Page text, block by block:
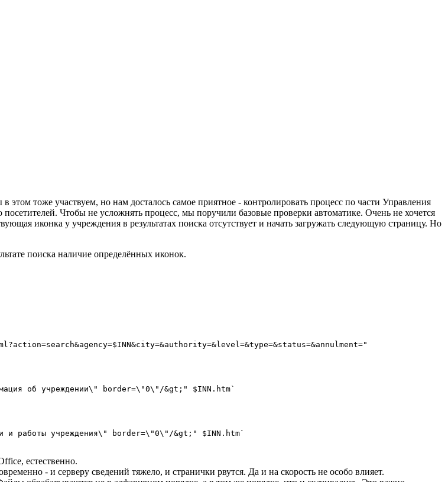
тоже участвуем, но нам досталось самое приятное - контролировать процесс по части Управления
Чтобы не усложнять процесс, мы поручили базовые проверки автоматике. Очень не хочется
иконка у учреждения в результатах поиска отсутствует и начать загружать следующую страницу. Но
поиска наличие определённых иконок.
об учреждении\" border=\"0\"/&gt;" $INN.htm`
учреждения\" border=\"0\"/&gt;" $INN.htm`
естественно.
- и серверу сведений тяжело, и странички рвутся. Да и на скорость не особо влияет.